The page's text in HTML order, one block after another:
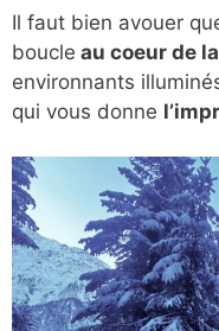
Il faut bien avouer
boucle au coeur de
environnants
qui vous donne